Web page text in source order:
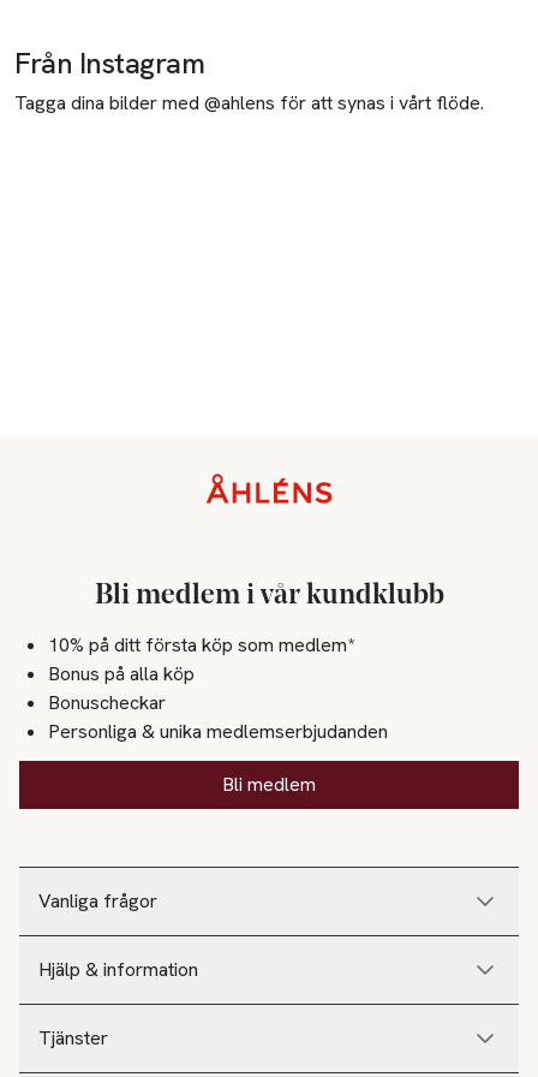
Från Instagram
Tagga dina bilder med @ahlens för att synas i vårt flöde.
Vanliga frågor
Hjälp & information
Tjänster
Bli medlem i vår kundklubb
10% på ditt första köp som medlem*
Bonus på alla köp
Bonuscheckar
Personliga & unika medlemserbjudanden
Bli medlem